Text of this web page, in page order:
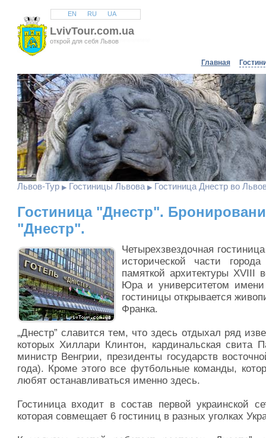
EN RU UA
LvivTour.com.ua
открой для себя Львов
Главная
Львов-Тур ▶ Гостиницы Львова ▶Гостиница Днестр во
Гостиница "Днестр".
"Днестр".
Четырехзвездочная
исторической части
памяткой архитектуры XVIII
Юра и университетом
гостиницы открывается
Франка.
„Днестр” славится тем, что здесь отдыхал ряд
которых Хиллари Клинтон, кардинальская свита
министр Венгрии, президенты государств
года). Кроме этого все футбольные команды,
любят останавливаться именно здесь.
Гостиница входит в состав первой украинской
которая совмещает 6 гостиниц в разных уголках